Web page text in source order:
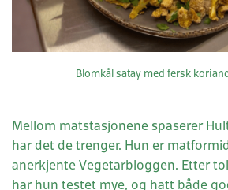
Blomkål satay med fersk
Mellom matstasjonene spaserer
har det de trenger. Hun er
anerkjente Vegetarbloggen. Etter
har hun testet mye, og hatt både